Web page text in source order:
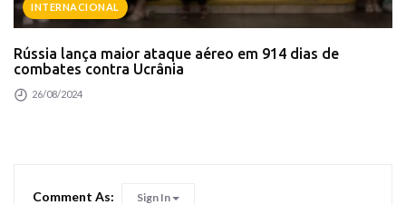
INTERNACIONAL
Rússia lança maior ataque aéreo em 914 dias de
combates contra Ucrânia
26/08/2024
Comment As: Sign In